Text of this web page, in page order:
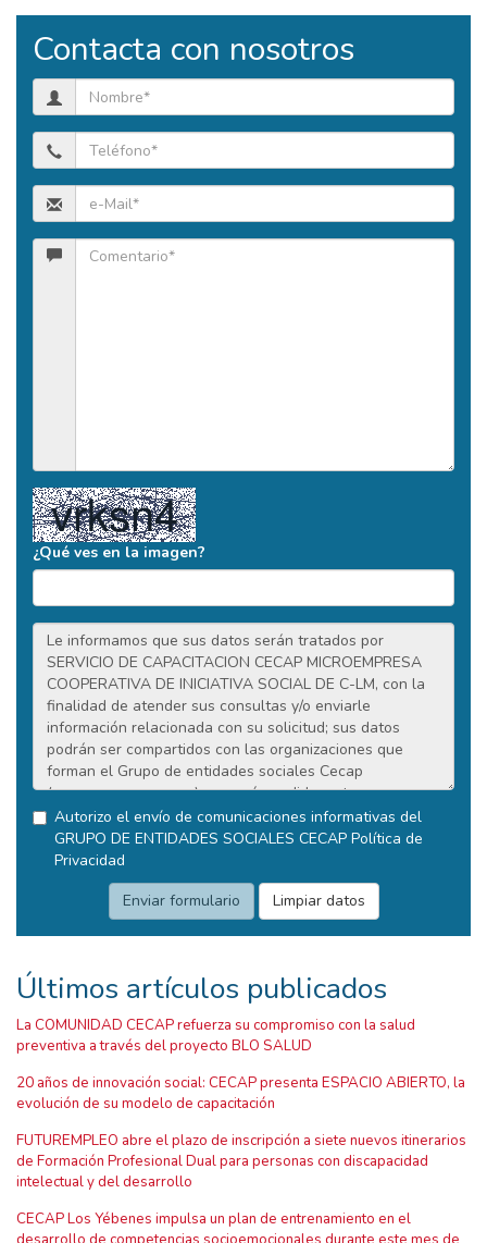
Contacta con nosotros
¿Qué ves en la imagen?
Autorizo el envío de comunicaciones informativas del
GRUPO DE ENTIDADES SOCIALES CECAP Política de
Privacidad
Últimos artículos publicados
La COMUNIDAD CECAP refuerza su compromiso con la salud
preventiva a través del proyecto BLO SALUD
20 años de innovación social: CECAP presenta ESPACIO ABIERTO, la
evolución de su modelo de capacitación
FUTUREMPLEO abre el plazo de inscripción a siete nuevos itinerarios
de Formación Profesional Dual para personas con discapacidad
intelectual y del desarrollo
CECAP Los Yébenes impulsa un plan de entrenamiento en el